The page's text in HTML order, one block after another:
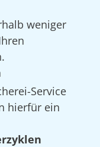
weniger
Service
hierfür ein